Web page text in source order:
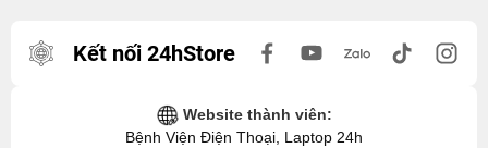
Kết nối 24hStore
Website thành viên:
Bệnh Viện Điện Thoại, Laptop 24h